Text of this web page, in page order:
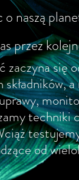
naszą
przez
zaczyna się
techniki
od